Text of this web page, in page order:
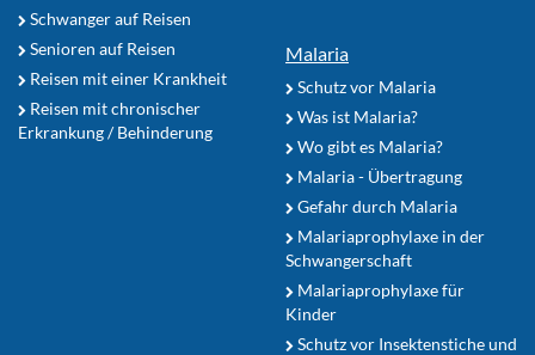
Schwanger auf Reisen
Senioren auf Reisen
Reisen mit einer Krankheit
Reisen mit chronischer
Erkrankung / Behinderung
Malaria
Schutz vor Malaria
Was ist Malaria?
Wo gibt es Malaria?
Malaria - Übertragung
Gefahr durch Malaria
Malariaprophylaxe in der
Schwangerschaft
Malariaprophylaxe für
Kinder
Schutz vor Insektenstiche und